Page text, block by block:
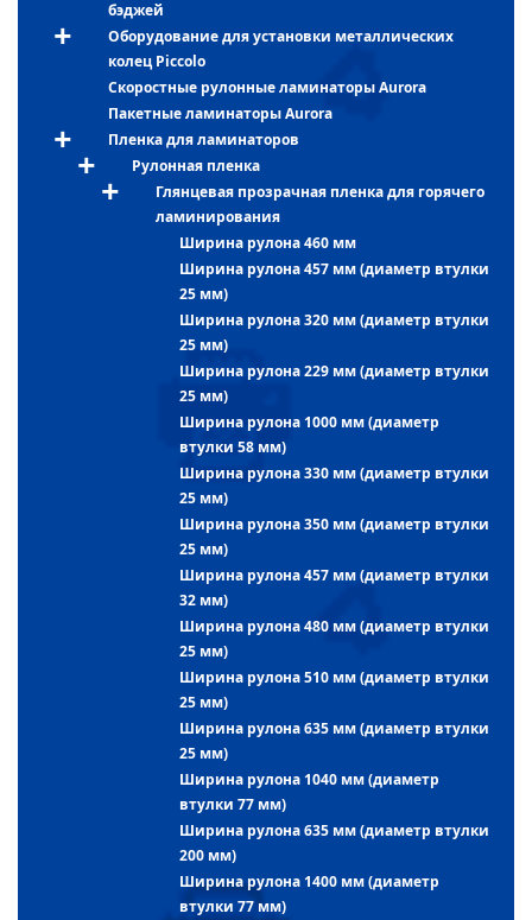
бэджей
Оборудование для установки металлических
колец Piccolo
Скоростные рулонные ламинаторы Aurora
Пакетные ламинаторы Aurora
Пленка для ламинаторов
Рулонная пленка
Глянцевая прозрачная пленка для горячего
ламинирования
Ширина рулона 460 мм
Ширина рулона 457 мм (диаметр втулки
25 мм)
Ширина рулона 320 мм (диаметр втулки
25 мм)
Ширина рулона 229 мм (диаметр втулки
25 мм)
Ширина рулона 1000 мм (диаметр
втулки 58 мм)
Ширина рулона 330 мм (диаметр втулки
25 мм)
Ширина рулона 350 мм (диаметр втулки
25 мм)
Ширина рулона 457 мм (диаметр втулки
32 мм)
Ширина рулона 480 мм (диаметр втулки
25 мм)
Ширина рулона 510 мм (диаметр втулки
25 мм)
Ширина рулона 635 мм (диаметр втулки
25 мм)
Ширина рулона 1040 мм (диаметр
втулки 77 мм)
Ширина рулона 635 мм (диаметр втулки
200 мм)
Ширина рулона 1400 мм (диаметр
втулки 77 мм)